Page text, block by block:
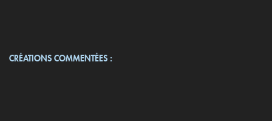
CRÉATIONS COMMENTÉES :